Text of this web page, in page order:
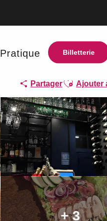
Billetterie
Pratique
PartagerAjouter aux
Ajouter
+ 3